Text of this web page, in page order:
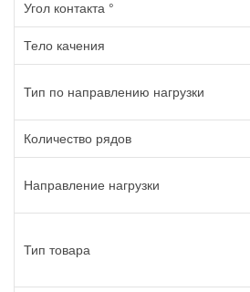
Угол контакта °
Тело качения
Тип по направлению нагрузки
Количество рядов
Направление нагрузки
Тип товара